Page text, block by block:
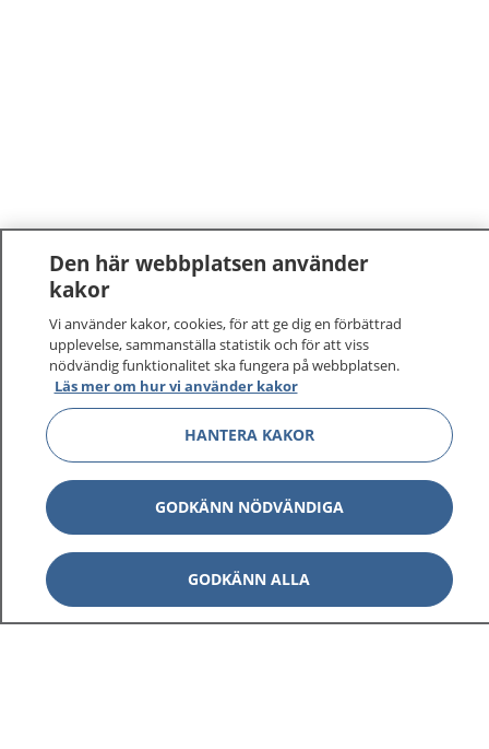
1177–tryggt om din hälsa och vård
På 1177.se får du råd om hälsa och information om
sjukdomar och vilka mottagningar du kan kontakta.
Logga in för att läsa din journal och göra dina
vårdärenden. Ring telefonnummer 1177 för
sjukvårdsrådgivning dygnet runt.
1177 ger dig råd när du vill må bättre.
Den här webbplatsen använder
kakor
Vi använder kakor, cookies, för att ge dig en förbättrad
upplevelse, sammanställa statistik och för att viss
nödvändig funktionalitet ska fungera på webbplatsen.
Läs mer om hur vi använder kakor
HANTERA KAKOR
GODKÄNN NÖDVÄNDIGA
GODKÄNN ALLA